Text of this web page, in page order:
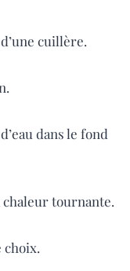
cuillère.
dans le fond
chaleur tournante.
choix.